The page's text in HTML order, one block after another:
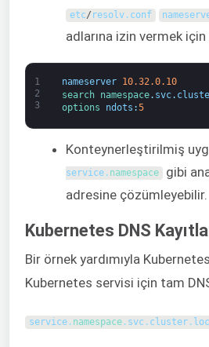
etc/ resolv. conf
adlarına izin vermek için
1
2
3
nameserver
10.32.0.10
search namespace. svc.
options
ndots :5
Konteynerleştirilmiş
service . namespace gibi
adresine çözümleyebilir.
Kubernetes DNS
Bir örnek yardımıyla
Kubernetes servisi için tam
service. namespace. svc . cluster.